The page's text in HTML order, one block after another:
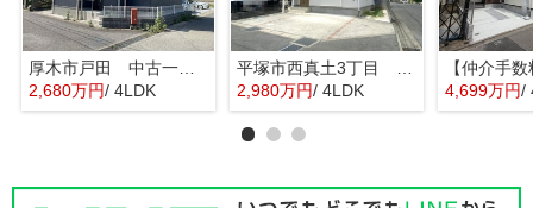
厚木市戸田 中古一戸建て
2,680万円/ 4LDK
平塚市西真土3丁目 中古一戸建て
2,980万円/ 4LDK 4,699万円/